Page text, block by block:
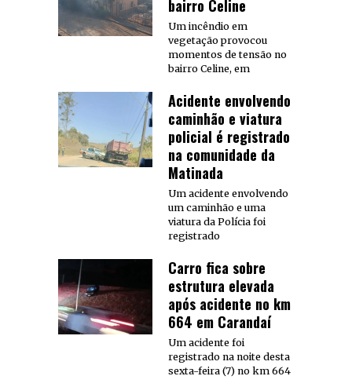
bairro Celine
Um incêndio em
vegetação provocou
momentos de tensão no
bairro Celine, em
Acidente envolvendo
caminhão e viatura
policial é registrado
na comunidade da
Matinada
Um acidente envolvendo
um caminhão e uma
viatura da Polícia foi
registrado
Carro fica sobre
estrutura elevada
após acidente no km
664 em Carandaí
Um acidente foi
registrado na noite desta
sexta-feira (7) no km 664